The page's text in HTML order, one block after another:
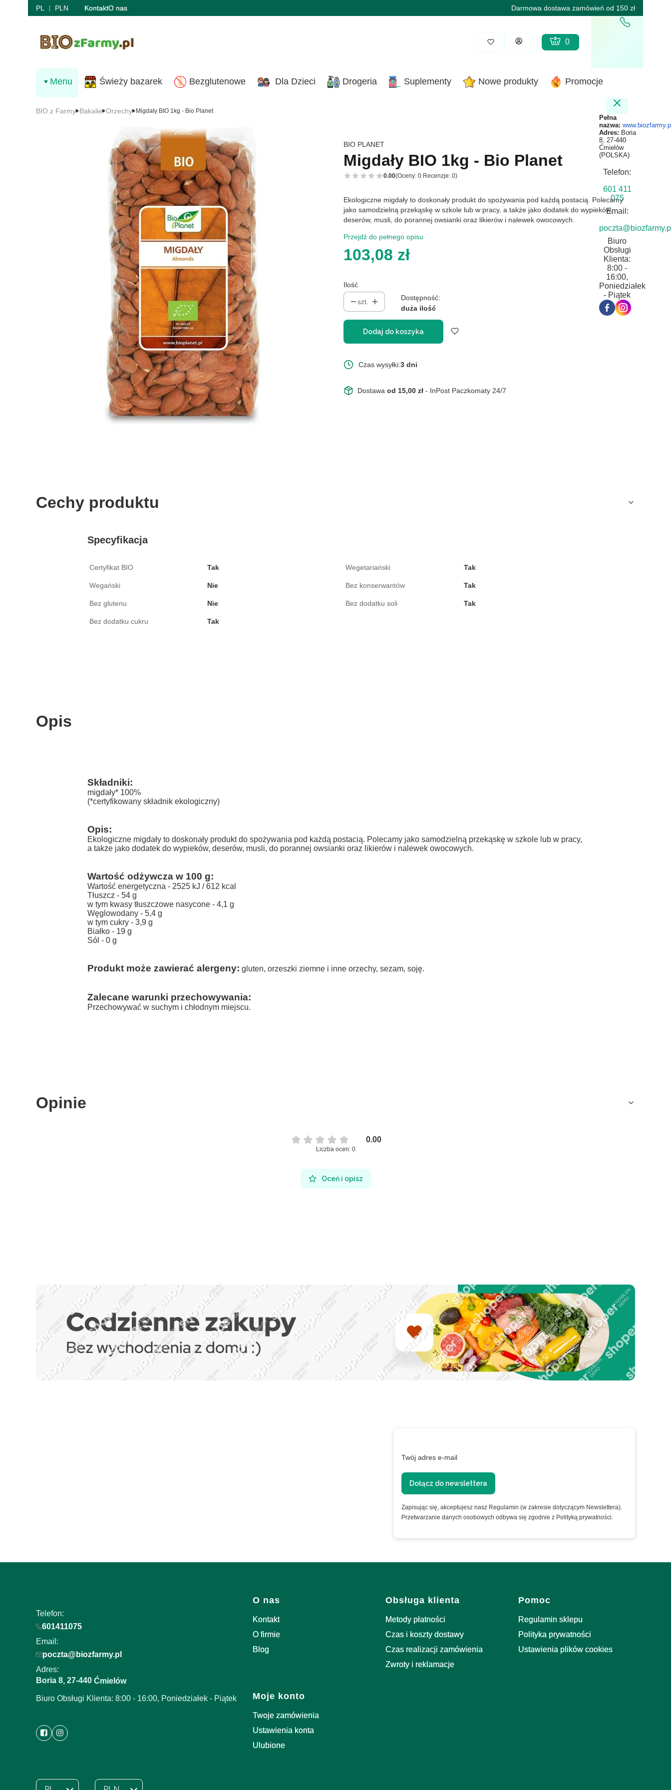
PL PLN KontaktO nas Darmowa dostawa zamówień od 150 zł
Zaloguj się
Produkty w koszyku: 0. Zobacz
Koszyk
Pełna
nazwa:
Adres: Boria
8, 27-440
Ćmielów
(POLSKA)
Telefon:
601 411
075
Email:
Biuro
Obsługi
Klienta:
8:00 -
16:00,
Poniedziałek
- Piątek
Menu Świeży bazarek Bezglutenowe Dla Dzieci Drogeria Suplementy Nowe produkty Promocje
BIO z Farmy Bakalie Orzechy Migdały BIO 1kg - Bio Planet
BIO PLANET
Migdały BIO 1kg - Bio Planet
0.00(Oceny: 0 Recenzje: 0)
Ekologiczne migdały to doskonały produkt do spożywania pod każdą postacią. Polecamy
jako samodzielną przekąskę w szkole lub w pracy, a także jako dodatek do wypieków,
deserów, musli, do porannej owsianki oraz likierów i nalewek owocowych.
Przejdź do pełnego opisu
Cena
103,08 zł
Ilość
szt.
Dostępność:
duża ilość
Dodaj do koszyka
Czas wysyłki:3 dni
Dostawa od 15,00 zł - InPost Paczkomaty 24/7
Cechy produktu
Specyfikacja
Certyfikat BIO Tak Wegetariański Tak
Wegański Nie Bez konserwantów Tak
Bez glutenu Nie Bez dodatku soli Tak
Bez dodatku cukru Tak
Opis
Składniki:
migdały* 100%
(*certyfikowany składnik ekologiczny)
Opis:
Ekologiczne migdały to doskonały produkt do spożywania pod każdą postacią. Polecamy jako samodzielną przekąskę w szkole lub w pracy,
a także jako dodatek do wypieków, deserów, musli, do porannej owsianki oraz likierów i nalewek owocowych.
Wartość odżywcza w 100 g:
Wartość energetyczna - 2525 kJ / 612 kcal
Tłuszcz - 54 g
w tym kwasy tłuszczowe nasycone - 4,1 g
Węglowodany - 5,4 g
w tym cukry - 3,9 g
Białko - 19 g
Sól - 0 g
Produkt może zawierać alergeny: gluten, orzeszki ziemne i inne orzechy, sezam, soję.
Zalecane warunki przechowywania:
Przechowywać w suchym i chłodnym miejscu.
Opinie
0.00
Liczba ocen: 0
Oceń i opisz
Twój adres e-mail
Dołącz do newslettera
Zapisując się, akceptujesz nasz Regulamin (w zakresie dotyczącym Newslettera).
Przetwarzanie danych osobowych odbywa się zgodnie z Polityką prywatności.
Telefon:
601411075
Email:
poczta@biozfarmy.pl
Adres:
Boria 8, 27-440 Ćmielów
Biuro Obsługi Klienta: 8:00 - 16:00, Poniedziałek - Piątek
Linki w stopce
O nas
Kontakt
O firmie
Blog
Obsługa klienta
Metody płatności
Czas i koszty dostawy
Czas realizacji zamówienia
Zwroty i reklamacje
Pomoc
Regulamin sklepu
Polityka prywatności
Ustawienia plików cookies
Moje konto
Twoje zamówienia
Ustawienia konta
Ulubione